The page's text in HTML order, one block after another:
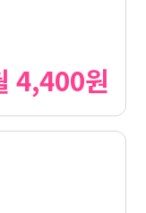
4,400원